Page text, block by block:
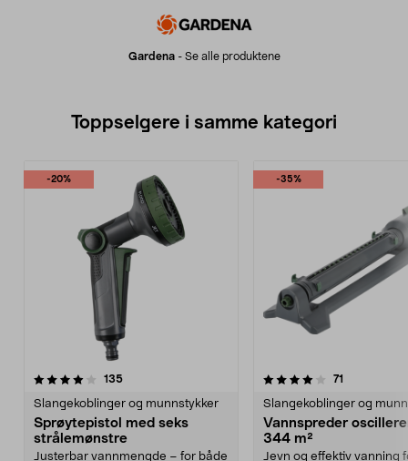
Gardena- Se alle produktene
Toppselgere i samme kategori
-20%
135anmeldelser
Slangekoblinger og munnstykker
Sprøytepistol med seks
strålemønstre
Justerbar vannmengde – for både
-35%
4.0 av 5 stjerner 71
Slangekoblinger og
Vannspreder
344 m²
Jevn og effektiv vanning
4.5 av 5 stjerner